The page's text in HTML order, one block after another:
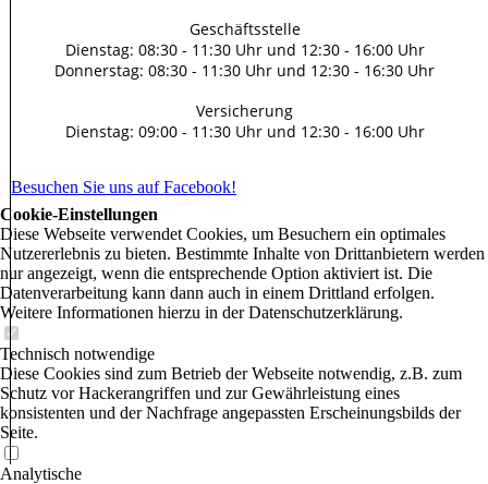
Geschäftsstelle
Dienstag: 08:30 - 11:30 Uhr und 12:30 - 16:00 Uhr
Donnerstag: 08:30 - 11:30 Uhr und 12:30 - 16:30 Uhr
Versicherung
Dienstag: 09:00 - 11:30 Uhr und 12:30 - 16:00 Uhr
Besuchen Sie uns auf Facebook!
Cookie-Einstellungen
Diese Webseite verwendet Cookies, um Besuchern ein optimales
Nutzererlebnis zu bieten. Bestimmte Inhalte von Drittanbietern werden
nur angezeigt, wenn die entsprechende Option aktiviert ist. Die
Datenverarbeitung kann dann auch in einem Drittland erfolgen.
Weitere Informationen hierzu in der Datenschutzerklärung.
Technisch notwendige
Diese Cookies sind zum Betrieb der Webseite notwendig, z.B. zum
Schutz vor Hackerangriffen und zur Gewährleistung eines
konsistenten und der Nachfrage angepassten Erscheinungsbilds der
Seite.
Analytische